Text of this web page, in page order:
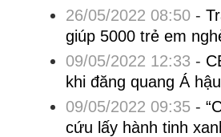
26/05/2022 08:50-
giúp 5000 trẻ em
09/05/2022 12:33 -
khi đăng quang Á
09/05/2022 09:35-
cứu lấy hành tinh